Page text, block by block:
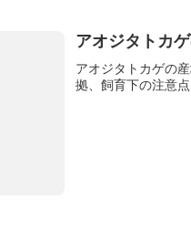
アオジタトカ
アオジタトカゲの
拠、飼育下の注意